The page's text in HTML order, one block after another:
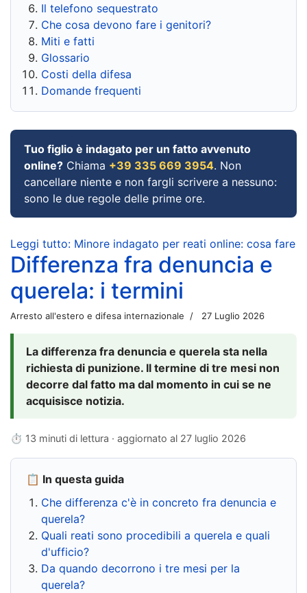
Il telefono sequestrato
Che cosa devono fare i genitori?
Miti e fatti
Glossario
Costi della difesa
Domande frequenti
Tuo figlio è indagato per un fatto avvenuto
online? Chiama +39 335 669 3954. Non
cancellare niente e non fargli scrivere a nessuno:
sono le due regole delle prime ore.
Leggi tutto: Minore indagato per reati online: cosa fare
Differenza fra denuncia e
querela: i termini
Arresto all'estero e difesa internazionale 27 Luglio 2026
La differenza fra denuncia e querela sta nella
richiesta di punizione. Il termine di tre mesi non
decorre dal fatto ma dal momento in cui se ne
acquisisce notizia.
⏱ 13 minuti di lettura · aggiornato al 27 luglio 2026
📋 In questa guida
Che differenza c'è in concreto fra denuncia e
querela?
Quali reati sono procedibili a querela e quali
d'ufficio?
Da quando decorrono i tre mesi per la
querela?